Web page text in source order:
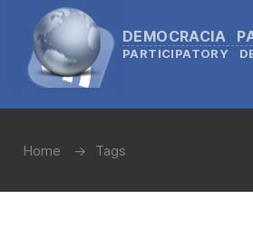
DEMOCRACIA
PARTICIPATORY
Home Tags